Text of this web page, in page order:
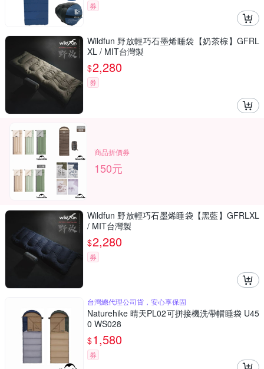
券
Wildfun 野放輕巧石墨烯睡袋【奶茶棕】GFRL
XL / MIT台灣製
$2,280
券
商品折價券
150元
Wildfun 野放輕巧石墨烯睡袋【黑藍】GFRLXL
/ MIT台灣製
$2,280
券
台灣總代理公司貨，安心享保固
Naturehike 晴天PL02可拼接機洗帶帽睡袋 U45
0 WS028
$1,580
券